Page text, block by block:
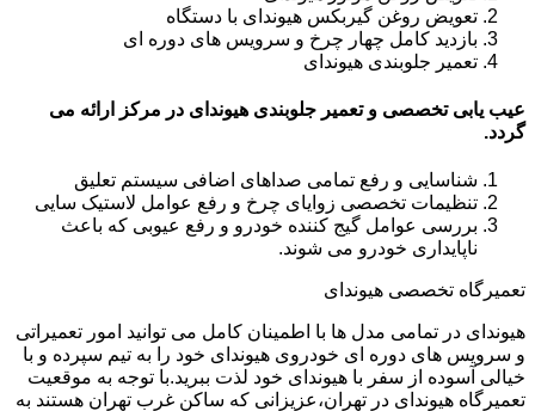
تعویض روغن گیربکس هیوندای با دستگاه
بازدید کامل چهار چرخ و سرویس های دوره ای
تعمیر جلوبندی هیوندای
عیب یابی تخصصی و تعمیر جلوبندی هیوندای در مرکز ارائه می
گردد.
شناسایی و رفع تمامی صداهای اضافی سیستم تعلیق
تنظیمات تخصصی زوایای چرخ و رفع عوامل لاستیک سایی
بررسی عوامل گیج کننده خودرو و رفع عیوبی که باعث
ناپایداری خودرو می شوند.
تعمیرگاه تخصصی هیوندای
هیوندای در تمامی مدل ها با اطمینان کامل می توانید امور تعمیراتی
و سرویس های دوره ای خودروی هیوندای خود را به تیم سپرده و با
خیالی آسوده از سفر با هیوندای خود لذت ببرید.با توجه به موقعیت
تعمیرگاه هیوندای در تهران،عزیزانی که ساکن غرب تهران هستند به